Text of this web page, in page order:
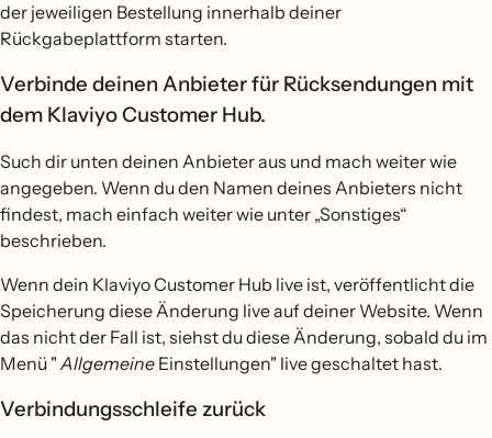
der jeweiligen Bestellung innerhalb deiner
Rückgabeplattform starten.
Verbinde deinen Anbieter für Rücksendungen mit
dem Klaviyo Customer Hub.
Such dir unten deinen Anbieter aus und mach weiter wie
angegeben. Wenn du den Namen deines Anbieters nicht
findest, mach einfach weiter wie unter „Sonstiges“
beschrieben.
Wenn dein Klaviyo Customer Hub live ist, veröffentlicht die
Speicherung diese Änderung live auf deiner Website. Wenn
das nicht der Fall ist, siehst du diese Änderung, sobald du im
Menü "Allgemeine Einstellungen" live geschaltet hast.
Verbindungsschleife zurück